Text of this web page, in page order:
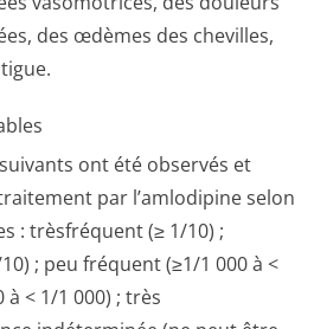
des œdèmes des chevilles,
ont été observés et
par l’amlodipine selon
: trèsfréquent (≥ 1/10) ;
; peu fréquent (≥1/1 000 à <
à < 1/1 000) ; très